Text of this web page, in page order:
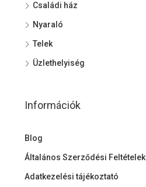
Családi ház
Nyaraló
Telek
Üzlethelyiség
Információk
Blog
Általános Szerződési Feltételek
Adatkezelési tájékoztató